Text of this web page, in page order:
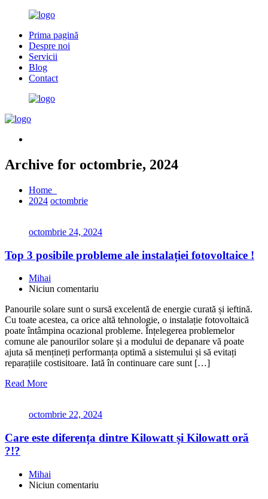
Prima pagină
Despre noi
Servicii
Blog
Contact
Archive for octombrie, 2024
Home
2024 octombrie
octombrie 24, 2024
Top 3 posibile probleme ale instalației fotovoltaice !
Mihai
Niciun comentariu
Panourile solare sunt o sursă excelentă de energie curată și ieftină.
Cu toate acestea, ca orice altă tehnologie, o instalație fotovoltaică
poate întâmpina ocazional probleme. Înțelegerea problemelor
comune ale panourilor solare și a modului de depanare vă poate
ajuta să mențineți performanța optimă a sistemului și să evitați
reparațiile costisitoare. Iată în continuare care sunt […]
Read More
octombrie 22, 2024
Care este diferența dintre Kilowatt și Kilowatt oră
?!?
Mihai
Niciun comentariu